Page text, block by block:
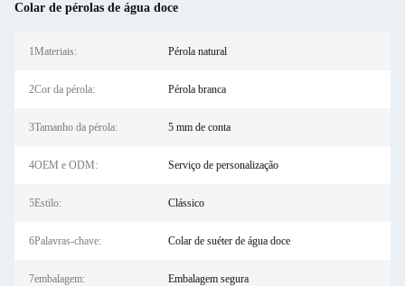
Colar de pérolas de água doce
1Materiais: Pérola natural
2Cor da pérola: Pérola branca
3Tamanho da pérola: 5 mm de conta
4OEM e ODM: Serviço de personalização
5Estilo: Clássico
6Palavras-chave: Colar de suéter de água doce
7embalagem: Embalagem segura